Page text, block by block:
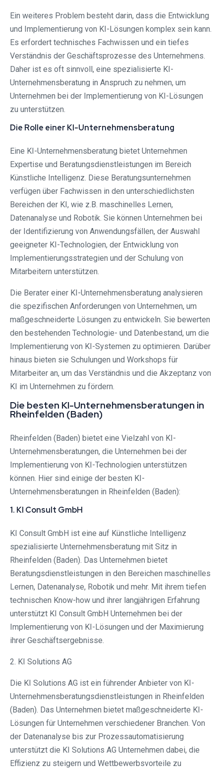
Ein weiteres Problem besteht darin, dass die Entwicklung
und Implementierung von KI-Lösungen komplex sein kann.
Es erfordert technisches Fachwissen und ein tiefes
Verständnis der Geschäftsprozesse des Unternehmens.
Daher ist es oft sinnvoll, eine spezialisierte KI-
Unternehmensberatung in Anspruch zu nehmen, um
Unternehmen bei der Implementierung von KI-Lösungen
zu unterstützen.
Die Rolle einer KI-Unternehmensberatung
Eine KI-Unternehmensberatung bietet Unternehmen
Expertise und Beratungsdienstleistungen im Bereich
Künstliche Intelligenz. Diese Beratungsunternehmen
verfügen über Fachwissen in den unterschiedlichsten
Bereichen der KI, wie z.B. maschinelles Lernen,
Datenanalyse und Robotik. Sie können Unternehmen bei
der Identifizierung von Anwendungsfällen, der Auswahl
geeigneter KI-Technologien, der Entwicklung von
Implementierungsstrategien und der Schulung von
Mitarbeitern unterstützen.
Die Berater einer KI-Unternehmensberatung analysieren
die spezifischen Anforderungen von Unternehmen, um
maßgeschneiderte Lösungen zu entwickeln. Sie bewerten
den bestehenden Technologie- und Datenbestand, um die
Implementierung von KI-Systemen zu optimieren. Darüber
hinaus bieten sie Schulungen und Workshops für
Mitarbeiter an, um das Verständnis und die Akzeptanz von
KI im Unternehmen zu fördern.
Die besten KI-Unternehmensberatungen in
Rheinfelden (Baden)
Rheinfelden (Baden) bietet eine Vielzahl von KI-
Unternehmensberatungen, die Unternehmen bei der
Implementierung von KI-Technologien unterstützen
können. Hier sind einige der besten KI-
Unternehmensberatungen in Rheinfelden (Baden):
1. KI Consult GmbH
KI Consult GmbH ist eine auf Künstliche Intelligenz
spezialisierte Unternehmensberatung mit Sitz in
Rheinfelden (Baden). Das Unternehmen bietet
Beratungsdienstleistungen in den Bereichen maschinelles
Lernen, Datenanalyse, Robotik und mehr. Mit ihrem tiefen
technischen Know-how und ihrer langjährigen Erfahrung
unterstützt KI Consult GmbH Unternehmen bei der
Implementierung von KI-Lösungen und der Maximierung
ihrer Geschäftsergebnisse.
2. KI Solutions AG
Die KI Solutions AG ist ein führender Anbieter von KI-
Unternehmensberatungsdienstleistungen in Rheinfelden
(Baden). Das Unternehmen bietet maßgeschneiderte KI-
Lösungen für Unternehmen verschiedener Branchen. Von
der Datenanalyse bis zur Prozessautomatisierung
unterstützt die KI Solutions AG Unternehmen dabei, die
Effizienz zu steigern und Wettbewerbsvorteile zu